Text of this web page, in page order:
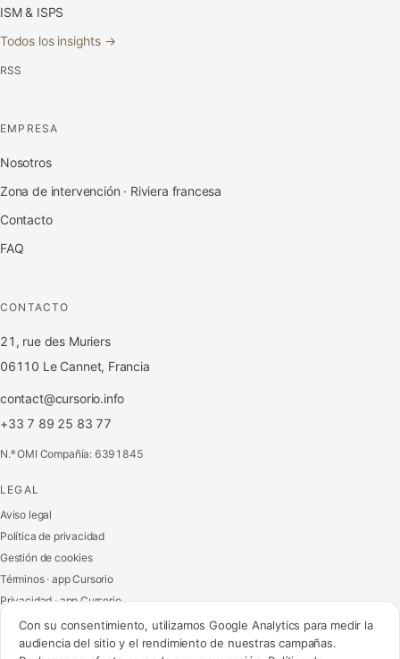
ISM & ISPS
Todos los insights →
RSS
EMPRESA
Nosotros
Zona de intervención · Riviera francesa
Contacto
FAQ
CONTACTO
21, rue des Muriers
06110 Le Cannet, Francia
contact@cursorio.info
+33 7 89 25 83 77
N.º OMI Compañía: 6391845
LEGAL
Aviso legal
Política de privacidad
Gestión de cookies
Términos · app Cursorio
Privacidad · app Cursorio
Con su consentimiento, utilizamos Google Analytics para medir la
audiencia del sitio y el rendimiento de nuestras campañas.